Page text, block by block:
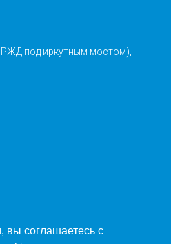
РЖД под иркутным мостом),
ООО «Направление Север»
вы соглашаетесь с